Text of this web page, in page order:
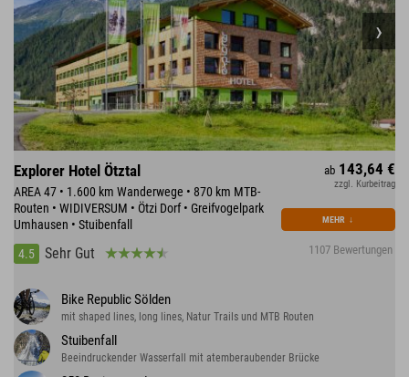
Explorer Hotel Ötztal
AREA 47 • 1.600 km Wanderwege • 870 km MTB-
Routen • WIDIVERSUM • Ötzi Dorf • Greifvogelpark
Umhausen • Stuibenfall
4.5
Sehr Gut 1107 Bewertungen
ab 143,64 €
zzgl. Kurbeitrag
MEHR ↓
Bike Republic Sölden
mit shaped lines, long lines, Natur Trails und MTB Routen
Stuibenfall
Beeindruckender Wasserfall mit atemberaubender Brücke